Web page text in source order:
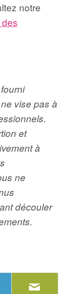
notre
vise pas à
et
à
ne
découler